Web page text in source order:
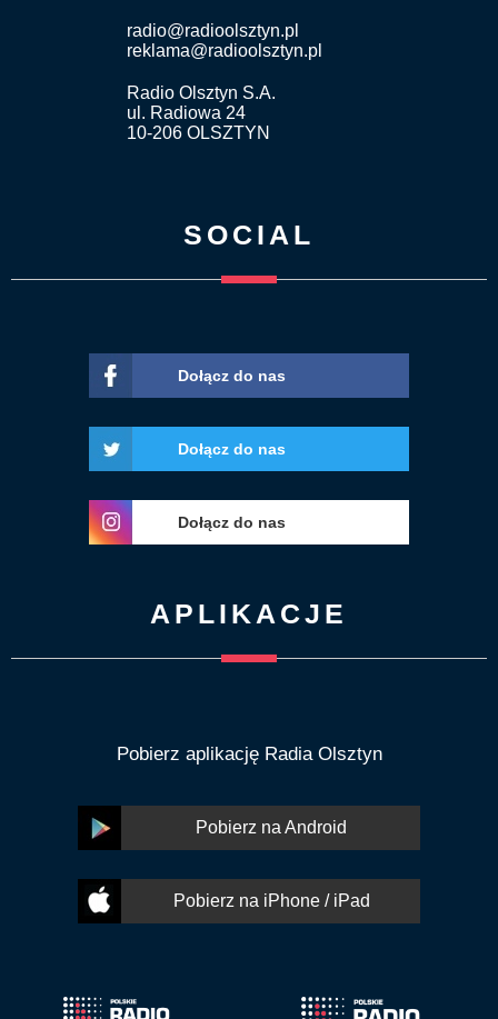
radio@radioolsztyn.pl
reklama@radioolsztyn.pl
Radio Olsztyn S.A.
ul. Radiowa 24
10-206 OLSZTYN
SOCIAL
Dołącz do nas
Dołącz do nas
Dołącz do nas
APLIKACJE
Pobierz aplikację Radia Olsztyn
Pobierz na Android
Pobierz na iPhone / iPad